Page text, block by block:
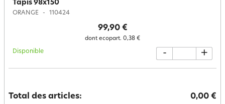
Tapis 98x150
ORANGE 110424
99,90 €
dont ecopart. 0,38 €
Disponible - +
Total des articles: 0,00 €